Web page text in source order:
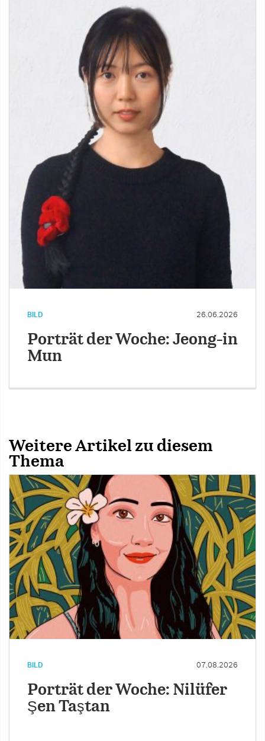
BILD 26.06.2026
Porträt der Woche: Jeong-in
Mun
Weitere Artikel zu diesem
Thema
BILD 07.08.2026
Porträt der Woche: Nilüfer
Şen Taştan